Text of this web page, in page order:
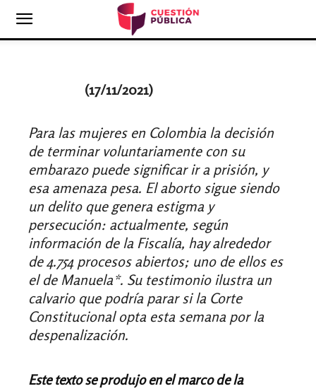
(17/11/2021)
Para las mujeres en Colombia la decisión
de terminar voluntariamente con su
embarazo puede significar ir a prisión, y
esa amenaza pesa. El aborto sigue siendo
un delito que genera estigma y
persecución: actualmente, según
información de la Fiscalía, hay alrededor
de 4.754 procesos abiertos; uno de ellos es
el de Manuela*. Su testimonio ilustra un
calvario que podría parar si la Corte
Constitucional opta esta semana por la
despenalización.
Este texto se produjo en el marco de la